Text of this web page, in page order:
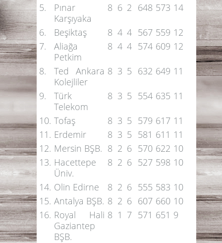
5.
Pınar
Karşıyaka
8 6 2 648 573 14
6. Beşiktaş 8 4 4 567 559 12
7.
Aliağa
Petkim
8 4 4 574 609 12
8.
Ted Ankara
Kolejliler
8 3 5 632 649 11
9.
Türk
Telekom
8 3 5 554 635 11
10. Tofaş 8 3 5 579 617 11
11. Erdemir 8 3 5 581 611 11
12. Mersin BŞB. 8 2 6 570 622 10
13. Hacettepe
Üniv.
8 2 6 527 598 10
14. Olin Edirne 8 2 6 555 583 10
15. Antalya BŞB. 8 2 6 607 660 10
16. Royal Hali
Gaziantep
BŞB.
8 1 7 571 651 9